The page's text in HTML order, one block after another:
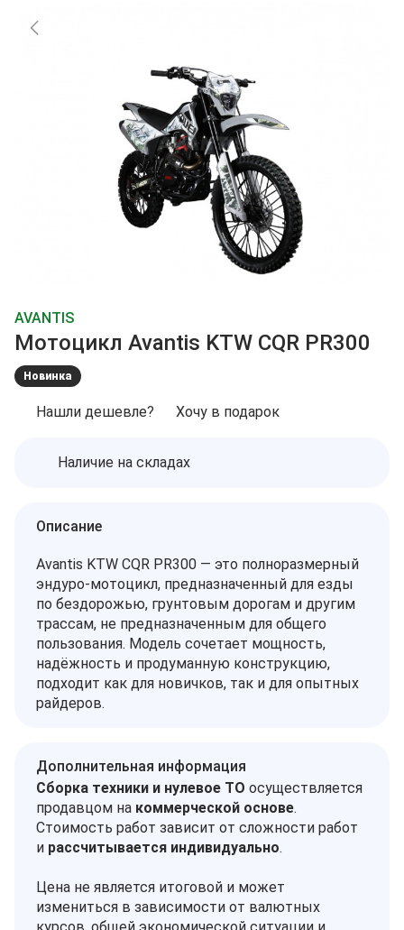
AVANTIS
Мотоцикл Avantis KTW CQR PR300
Новинка
Нашли дешевле? Хочу в подарок
Наличие на складах
Описание
Avantis KTW CQR PR300 — это полноразмерный
эндуро-мотоцикл, предназначенный для езды
по бездорожью, грунтовым дорогам и другим
трассам, не предназначенным для общего
пользования. Модель сочетает мощность,
надёжность и продуманную конструкцию,
подходит как для новичков, так и для опытных
райдеров.
Дополнительная информация
Сборка техники и нулевое ТО осуществляется
продавцом на коммерческой основе.
Стоимость работ зависит от сложности работ
и рассчитывается индивидуально.
Цена не является итоговой и может
измениться в зависимости от валютных